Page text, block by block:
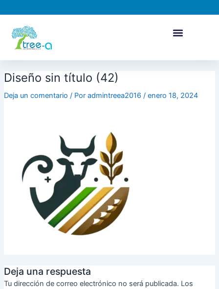
al
contenido
Diseño sin título (42)
Deja un comentario / Por admintreea2016 / enero 18, 2024
Deja una respuesta
Tu dirección de correo electrónico no será publicada. Los